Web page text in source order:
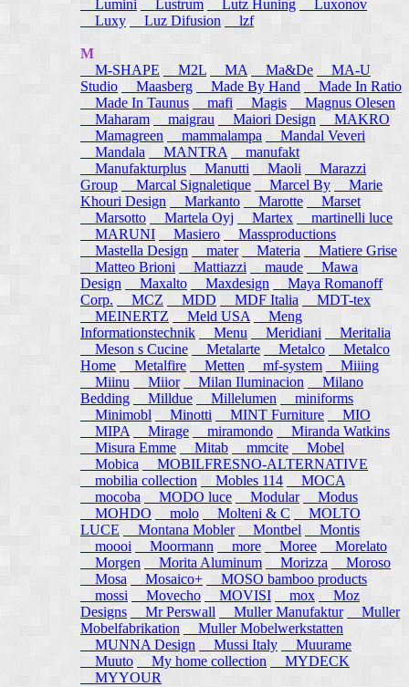
Lumini
Lustrum Lutz Huning
Luxonov
Luxy
Luz Difusion lzf
M
M-SHAPE
M2L MA Ma&De
MA-U
Studio
Maasberg Made By Hand
Made In Ratio
Made In Taunus
mafi Magis
Magnus Olesen
Maharam
maigrau Maiori Design
MAKRO
Mamagreen
mammalampa
Mandal Veveri
Mandala
MANTRA
manufakt
Manufakturplus
Manutti Maoli
Marazzi
Group
Marcal Signaletique Marcel By
Marie
Khouri Design
Markanto Marotte
Marset
Marsotto
Martela Oyj Martex
martinelli luce
MARUNI
Masiero
Massproductions
Mastella Design
mater Materia
Matiere Grise
Matteo Brioni
Mattiazzi maude
Mawa
Design
Maxalto Maxdesign
Maya Romanoff
Corp.
MCZ MDD MDF Italia
MDT-tex
MEINERTZ
Meld USA
Meng
Informationstechnik
Menu Meridiani
Meritalia
Meson s Cucine
Metalarte Metalco
Metalco
Home Metalfire Metten mf-system
Miiing
Miinu
Miior Milan Iluminacion
Milano
Bedding
Milldue Millelumen
miniforms
Minimobl Minotti MINT Furniture
MIO
MIPA
Mirage miramondo
Miranda Watkins
Misura Emme
Mitab mmcite
Mobel
Mobica
MOBILFRESNO-ALTERNATIVE
mobilia collection
Mobles 114
MOCA
mocoba
MODO luce Modular
Modus
MOHDO
molo Molteni & C
MOLTO
LUCE
Montana Mobler Montbel
Montis
moooi
Moormann more Moree
Morelato
Morgen
Morita Aluminum Morizza
Moroso
Mosa
Mosaico+
MOSO bamboo products
mossi
Movecho MOVISI mox
Moz
Designs
Mr Perswall Muller Manufaktur
Muller
Mobelfabrikation
Muller Mobelwerkstatten
MUNNA Design
Mussi Italy
Muurame
Muuto My home collection
MYDECK
MYYOUR